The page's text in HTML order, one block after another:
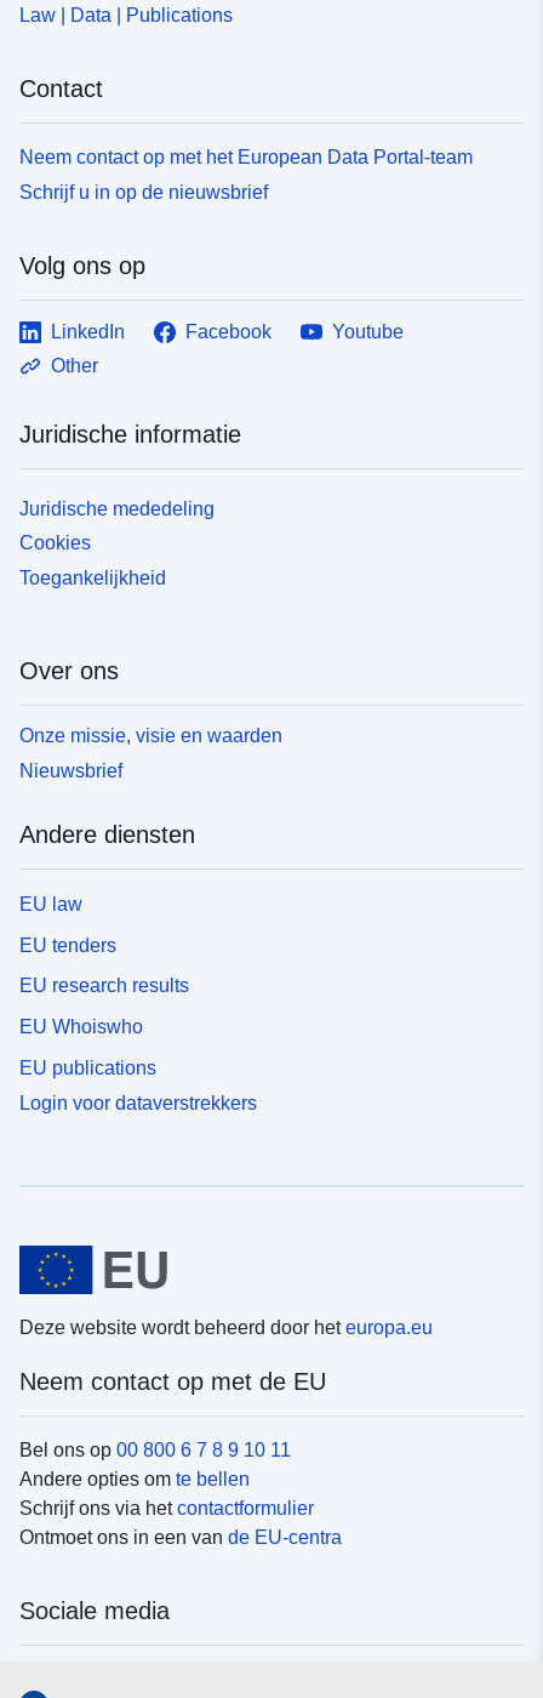
Law | Data | Publications
Contact
Neem contact op met het European Data Portal-team
Schrijf u in op de nieuwsbrief
Volg ons op
LinkedIn Facebook
Youtube
Other
Juridische informatie
Juridische mededeling
Cookies
Toegankelijkheid
Over ons
Onze missie, visie en waarden
Nieuwsbrief
Andere diensten
EU law
EU tenders
EU research results
EU Whoiswho
EU publications
Login voor dataverstrekkers
Deze website wordt beheerd door heteuropa.eu
Neem contact op met de EU
Bel ons op 00 800 6 7 8 9 10 11
Andere opties om te bellen
Schrijf ons via hetcontactformulier
Ontmoet ons in een van de EU-centra
Sociale media